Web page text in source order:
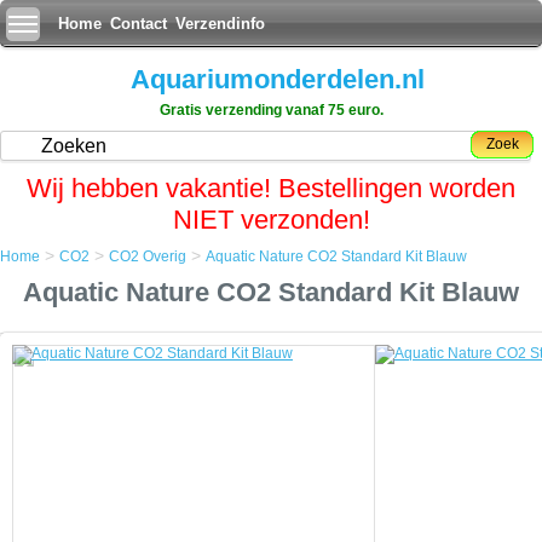
Home Contact Verzendinfo
Aquariumonderdelen.nl
Gratis verzending vanaf 75 euro.
Zoek
Wij hebben vakantie! Bestellingen worden
NIET verzonden!
CO2
Aquatic Nature CO2 Standard Kit Blauw
Home > CO2 > CO2 Overig > Aquatic Nature CO2 Standard Kit Blauw
Aquatic Nature CO2 Standard Kit Blauw